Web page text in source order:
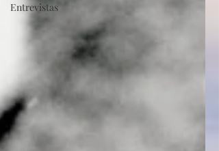
Entrevistas